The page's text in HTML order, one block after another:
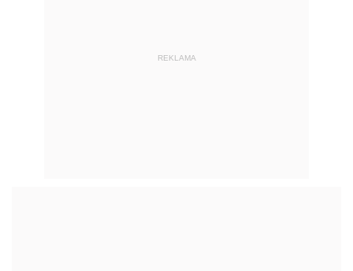
REKLAMA